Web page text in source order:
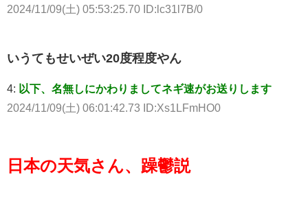
2024/11/09(土) 05:53:25.70 ID:lc31l7B/0
いうてもせいぜい20度程度やん
4: 以下、名無しにかわりましてネギ速がお送りします
2024/11/09(土) 06:01:42.73 ID:Xs1LFmHO0
日本の天気さん、躁鬱説